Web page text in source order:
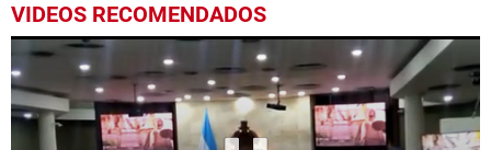
VIDEOS RECOMENDADOS